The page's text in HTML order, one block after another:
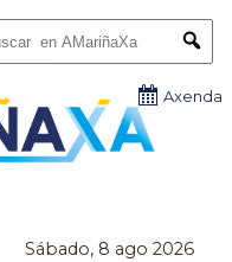
Sábado, 8 ago 2026
Axenda